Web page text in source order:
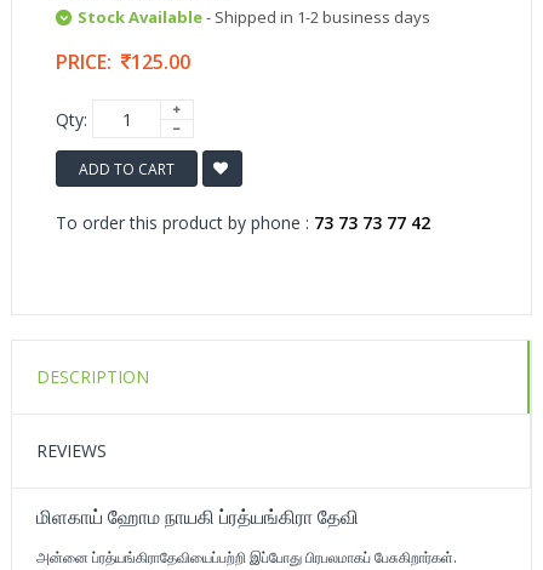
Stock Available- Shipped in 1-2 business days
PRICE: 125.00
Qty:
ADD TO CART
To order this product by phone : 73 73 73 77 42
DESCRIPTION
REVIEWS
மிளகாய் ஹோம நாயகி ப்ரத்யங்கிரா தேவி
அன்னை ப்ரத்யங்கிராதேவியைப்பற்றி இப்போது பிரபலமாகப் பேசுகிறார்கள்.